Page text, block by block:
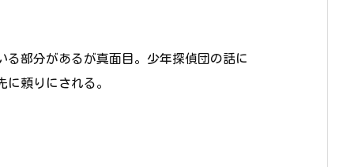
部分があるが真面目。少年探偵団の話に
頼りにされる。